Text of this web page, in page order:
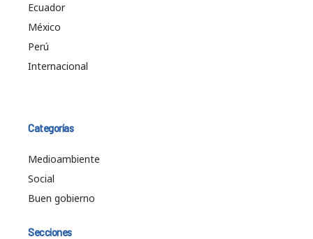
Ecuador
México
Perú
Internacional
Categorías
Medioambiente
Social
Buen gobierno
Secciones